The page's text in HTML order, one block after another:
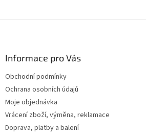
Informace pro Vás
Obchodní podmínky
Ochrana osobních údajů
Moje objednávka
Vrácení zboží, výměna, reklamace
Doprava, platby a balení